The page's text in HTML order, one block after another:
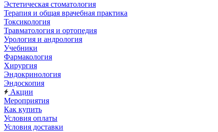
Эстетическая стоматология
Терапия и общая врачебная практика
Токсикология
Травматология и ортопедия
Урология и андрология
Учебники
Фармакология
Хирургия
Эндокринология
Эндоскопия
Акции
Мероприятия
Как купить
Условия оплаты
Условия доставки